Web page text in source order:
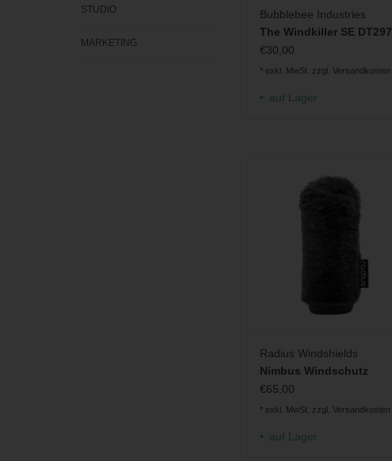
STUDIO
MARKETING
Bubblebee Industries
The Windkiller SE DT297
€30,00
* exkl. MwSt. zzgl. Versandkosten
auf Lager
Mikrofone (erhältlich in
verschiedenen Längen und
Radius Windshields
Nimbus Windschutz
€65,00
* exkl. MwSt. zzgl. Versandkosten
auf Lager